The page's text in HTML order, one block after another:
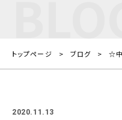
トップページ ブログ ☆中
2020.11.13